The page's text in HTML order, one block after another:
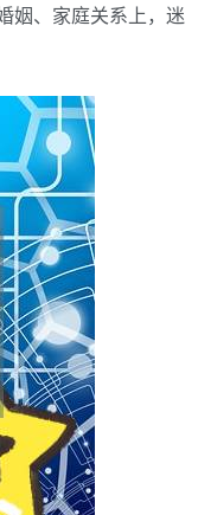
姻、家庭关系上，迷